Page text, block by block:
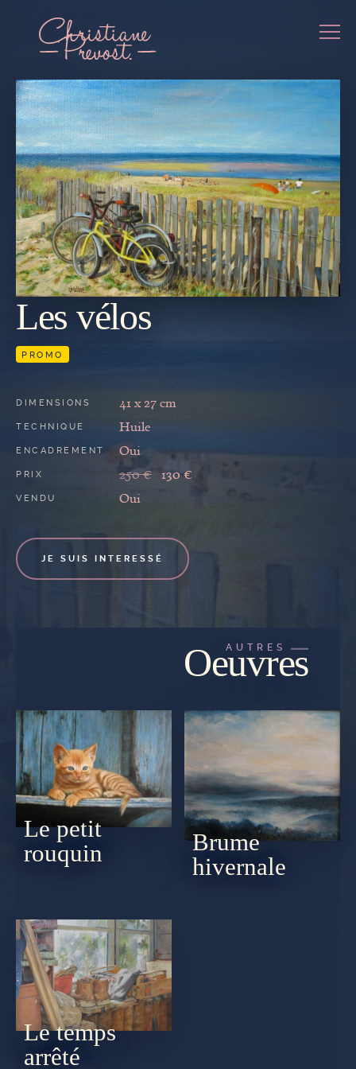
À LA
Les vélos
PROMO
DIMENSIONS 41 x 27 cm
TECHNIQUE Huile
ENCADREMENT Oui
PRIX 250 € 130 €
VENDU Oui
JE SUIS INTERESSÉ
AUTRES
Oeuvres
Le petit
rouquin
Brume
hivernale
Le temps
arrêté